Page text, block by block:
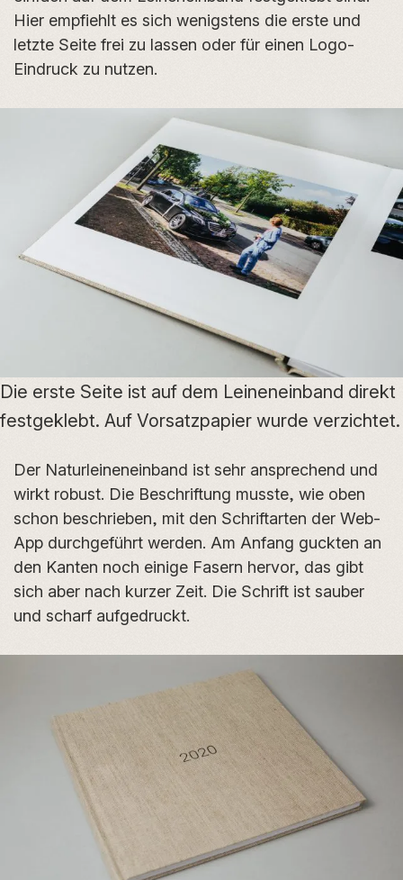
Hier empfiehlt es sich wenigstens die erste und
letzte Seite frei zu lassen oder für einen Logo-
Eindruck zu nutzen.
Die erste Seite ist auf dem Leineneinband direkt
festgeklebt. Auf Vorsatzpapier wurde verzichtet.
Der Naturleineneinband ist sehr ansprechend und
wirkt robust. Die Beschriftung musste, wie oben
schon beschrieben, mit den Schriftarten der Web-
App durchgeführt werden. Am Anfang guckten an
den Kanten noch einige Fasern hervor, das gibt
sich aber nach kurzer Zeit. Die Schrift ist sauber
und scharf aufgedruckt.